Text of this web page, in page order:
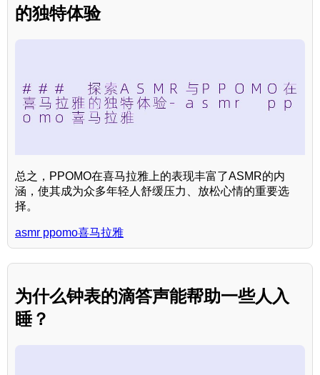
的独特体验
总之，PPOMO在喜马拉雅上的表现丰富了ASMR的内
涵，使其成为众多年轻人舒缓压力、放松心情的重要选
择。
asmr ppomo喜马拉雅
为什么钟表的滴答声能帮助一些人入
睡？